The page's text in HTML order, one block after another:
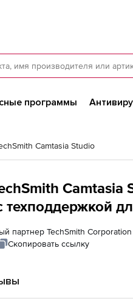
программы
Camtasia Studio
Camtasia
Лицензия с
партнер TechSmith Corporation
Скопировать ссылку